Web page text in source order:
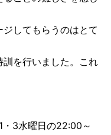
してもらうのはとて
を行いました。これ
3水曜日の22:00～